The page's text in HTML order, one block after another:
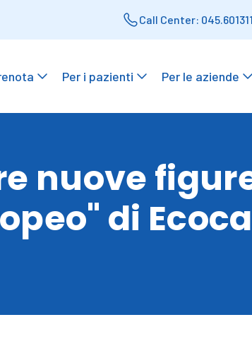
Call Center:
Per i pazienti Per le aziende
nuove
di